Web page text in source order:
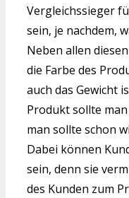
Vergleichssieger
sein, je nachdem,
Neben allen
die Farbe des
auch das Gewicht
Produkt sollte man
man sollte schon
Dabei können
sein, denn sie
des Kunden zum